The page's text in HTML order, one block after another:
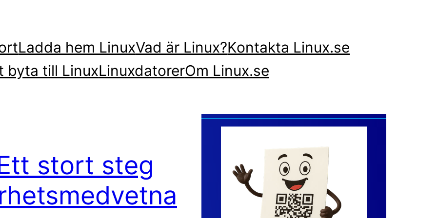
Ladda hem LinuxVad är Linux?Kontakta Linux.se
byta till LinuxLinuxdatorerOm Linux.se
stort steg